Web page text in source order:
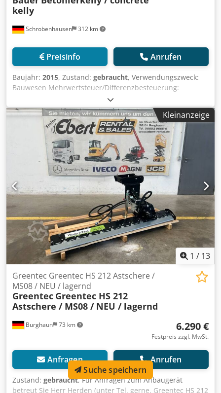
Schrobenhausen 312 km
kelly
Preisinfo Anrufen
Baujahr: 2015, Zustand: gebraucht, Verwendungszweck:
Bauwesen Mehrwertsteuer/Differenzbesteuerung:
Mehrwertsteuer abzugsfähig Dedpjh Ty Dpsfx Aclock
Wenden Sie sich an Mohamad Fattah Ahmad, um weitere
Informationen zu erhalten. Durchmesser 368 mm Länge
4m Verbinder 254
Kleinanzeige
1 / 13
Burghaun 73 km
Greentec Greentec HS 212 Astschere /
MS08 / NEU / lagernd
Greentec Greentec HS 212
Astschere / MS08 / NEU / lagernd
6.290 €
Festpreis zzgl. MwSt.
Anfragen Anrufen
Zustand: gebraucht, Für Anfragen zum Anbaugerät
betreut Sie Herr Herden (unter Tel. gerne. Greentec HS 212
Suche speichern